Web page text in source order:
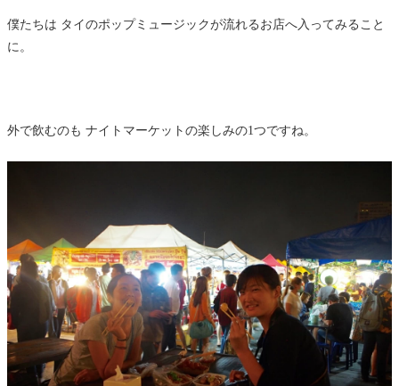
僕たちは タイのポップミュージックが流れるお店へ入ってみること
に。
外で飲むのも ナイトマーケットの楽しみの1つですね。